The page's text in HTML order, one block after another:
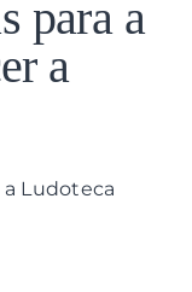
para a
a
a Ludoteca